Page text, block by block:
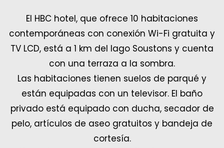
El HBC hotel, que ofrece 10 habitaciones
contemporáneas con conexión Wi-Fi gratuita y
TV LCD, está a 1 km del lago Soustons y cuenta
con una terraza a la sombra.
Las habitaciones tienen suelos de parqué y
están equipadas con un televisor. El baño
privado está equipado con ducha, secador de
pelo, artículos de aseo gratuitos y bandeja de
cortesía.